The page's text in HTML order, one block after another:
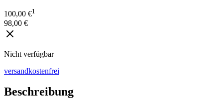
100,00 €1
98,00 €
Nicht verfügbar
versandkostenfrei
Beschreibung